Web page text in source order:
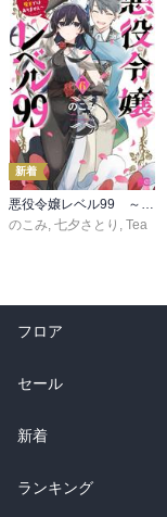
新着
のこみ 七夕さとり Tea
フロア
総合
ラノベ
雑誌・グラビア
セール
総合
ラノベ
新着
総合
ランキング